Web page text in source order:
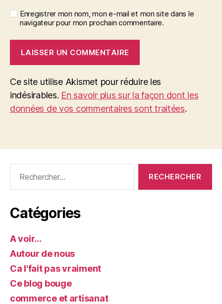
Enregistrer mon nom, mon e-mail et mon site dans le
navigateur pour mon prochain commentaire.
Ce site utilise Akismet pour réduire les
indésirables. En savoir plus sur la façon dont les
données de vos commentaires sont traitées.
Catégories
A voir…
Autour de nous
Ca l'fait pas vraiment
Ce blog bouge
commerce et artisanat